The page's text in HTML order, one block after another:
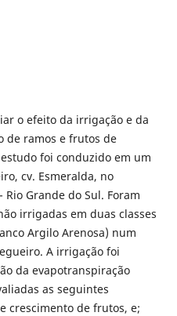
o efeito da irrigação e da
de ramos e frutos de
foi conduzido em um
cv. Esmeralda, no
Grande do Sul. Foram
irrigadas em duas classes
Argilo Arenosa) num
A irrigação foi
da evapotranspiração
as seguintes
crescimento de frutos, e;